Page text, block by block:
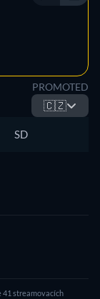
PROMOTED
🇨🇿
SD
41 streamovacích